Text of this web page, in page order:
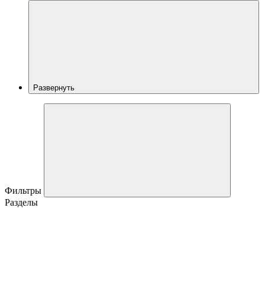
Развернуть
Фильтры
Разделы